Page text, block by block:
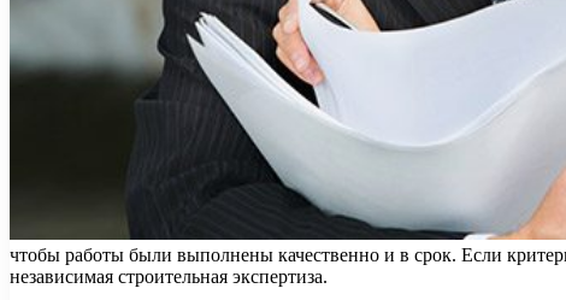
чтобы работы были выполнены качественно и в срок. Если
независимая строительная экспертиза.